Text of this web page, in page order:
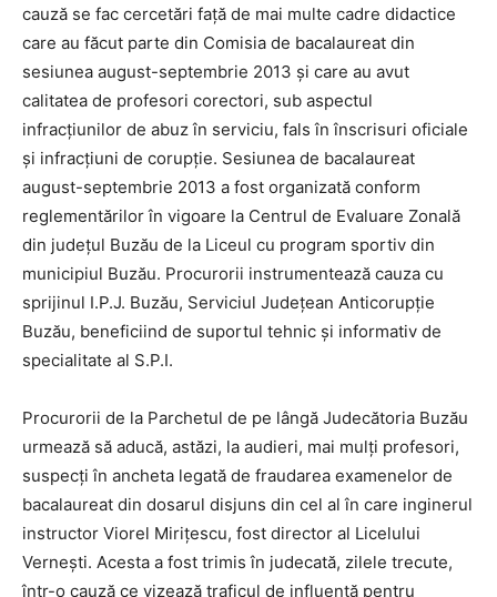
cauză se fac cercetări față de mai multe cadre didactice
care au făcut parte din Comisia de bacalaureat din
sesiunea august-septembrie 2013 și care au avut
calitatea de profesori corectori, sub aspectul
infracțiunilor de abuz în serviciu, fals în înscrisuri oficiale
și infracțiuni de corupție. Sesiunea de bacalaureat
august-septembrie 2013 a fost organizată conform
reglementărilor în vigoare la Centrul de Evaluare Zonală
din județul Buzău de la Liceul cu program sportiv din
municipiul Buzău. Procurorii instrumentează cauza cu
sprijinul I.P.J. Buzău, Serviciul Județean Anticorupție
Buzău, beneficiind de suportul tehnic și informativ de
specialitate al S.P.I.
Procurorii de la Parchetul de pe lângă Judecătoria Buzău
urmează să aducă, astăzi, la audieri, mai mulți profesori,
suspecți în ancheta legată de fraudarea examenelor de
bacalaureat din dosarul disjuns din cel al în care inginerul
instructor Viorel Mirițescu, fost director al Licelului
Vernești. Acesta a fost trimis în judecată, zilele trecute,
într-o cauză ce vizează traficul de influență pentru